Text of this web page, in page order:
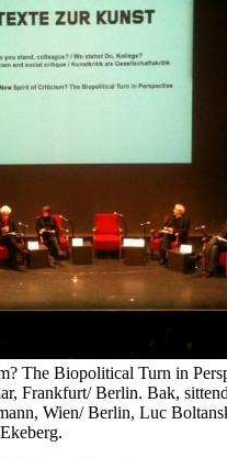
The Biopolitical Turn in
Frankfurt/ Berlin. Bak,
Wien/ Berlin, Luc